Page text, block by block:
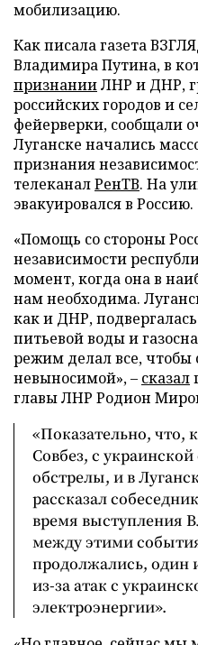
мобилизацию.
Как писала газета
Владимира Путина, в
признанииЛНР и ДНР,
российских городов и
фейерверки, сообщали
Луганске начались
признания
телеканалРенТВ. На
эвакуировался в Россию.
«Помощь со стороны
независимости
момент, когда она в
нам необходима.
как и ДНР,
питьевой воды и
режим делал все,
невыносимой», – сказал
главы ЛНР Родион
«Показательно, что,
Совбез, с
обстрелы, и в
рассказал
время выступления
между этими
продолжались, один
из-за атак с
электроэнергии».